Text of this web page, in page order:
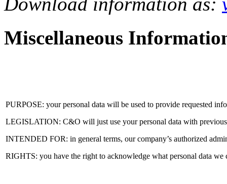
Miscellaneous
PURPOSE: your personal data will be used to provide requested
LEGISLATION: C&O will just use your personal data with
INTENDED FOR: in general terms, our company’s authorized
RIGHTS: you have the right to acknowledge what personal data we